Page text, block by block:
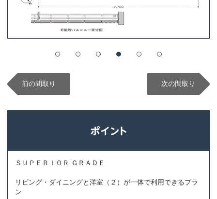
前の間取り 次の間取り
ＳＵＰＥＲＩＯＲ ＧＲＡＤＥ
リビング・ダイニングと洋室（２）が一体で利用できるプラ
ン